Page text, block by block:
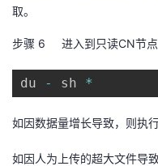
取。
步骤 6 进入到只读CN节
du - sh *
如因数据量增长导致，则执
如因人为上传的超大文件导